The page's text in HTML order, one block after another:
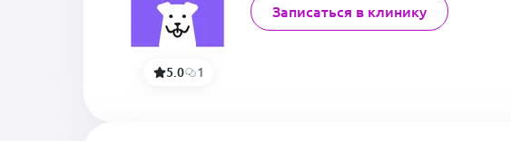
5.0 1
Записаться в клинику